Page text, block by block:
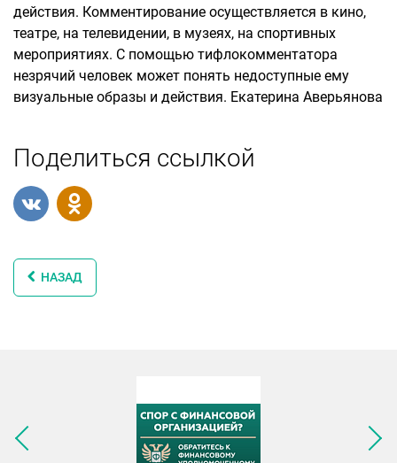
действия. Комментирование осуществляется в кино,
театре, на телевидении, в музеях, на спортивных
мероприятиях. С помощью тифлокомментатора
незрячий человек может понять недоступные ему
визуальные образы и действия. Екатерина Аверьянова
Поделиться ссылкой
НАЗАД
Следующее изображение